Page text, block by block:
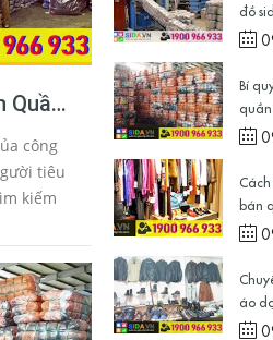
Quần
công
tiêu
kiếm
đồ
Bí
quần
bán
áo